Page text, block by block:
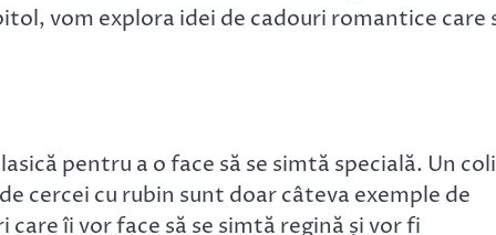
vom explora idei de cadouri romantice care
pentru a o face să se simtă specială. Un
cercei cu rubin sunt doar câteva exemple de
îi vor face să se simtă regină și vor fi